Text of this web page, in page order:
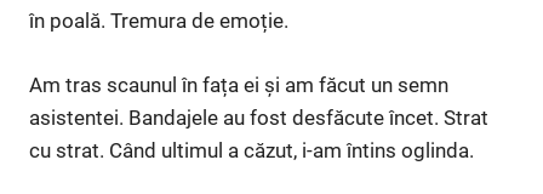
în poală. Tremura de emoție.
Am tras scaunul în fața ei și am făcut un semn
asistentei. Bandajele au fost desfăcute încet. Strat
cu strat. Când ultimul a căzut, i-am întins oglinda.